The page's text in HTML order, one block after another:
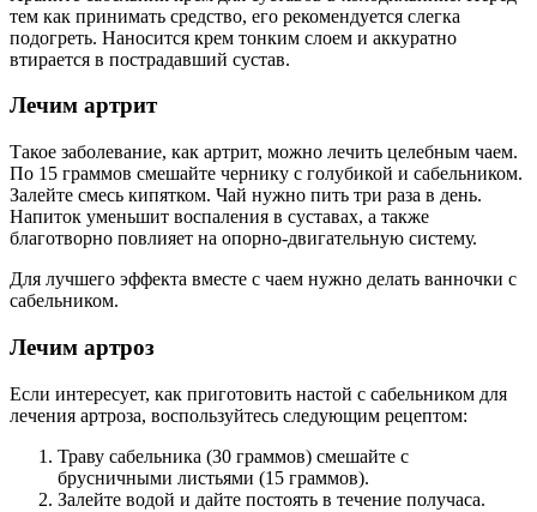
тем как принимать средство, его рекомендуется слегка
подогреть. Наносится крем тонким слоем и аккуратно
втирается в пострадавший сустав.
Лечим артрит
Такое заболевание, как артрит, можно лечить целебным чаем.
По 15 граммов смешайте чернику с голубикой и сабельником.
Залейте смесь кипятком. Чай нужно пить три раза в день.
Напиток уменьшит воспаления в суставах, а также
благотворно повлияет на опорно-двигательную систему.
Для лучшего эффекта вместе с чаем нужно делать ванночки с
сабельником.
Лечим артроз
Если интересует, как приготовить настой с сабельником для
лечения артроза, воспользуйтесь следующим рецептом:
Траву сабельника (30 граммов) смешайте с
брусничными листьями (15 граммов).
Залейте водой и дайте постоять в течение получаса.